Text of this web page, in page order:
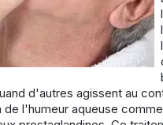
d'autres agissent au
de l'humeur aqueuse